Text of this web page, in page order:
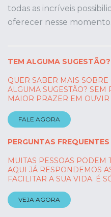
todas as incríveis
oferecer nesse momento.
TEM ALGUMA SUGESTÃO?
QUER SABER MAIS
ALGUMA SUGESTÃO? SEM
MAIOR PRAZER EM
FALE AGORA
PERGUNTAS FREQUENTES
MUITAS PESSOAS PODEM
AQUI JÁ RESPONDEMOS
FACILITAR A SUA VIDA. É
VEJA AGORA